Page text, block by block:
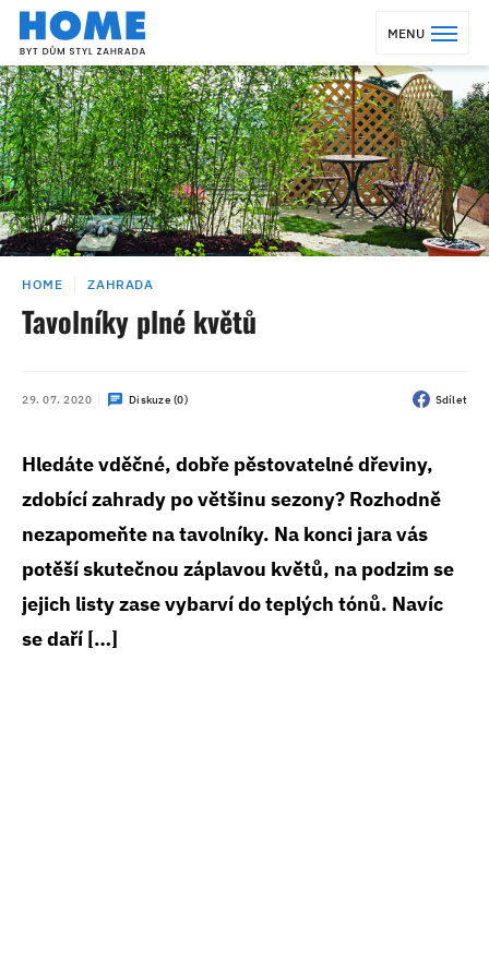
MENU
HOME ZAHRADA
Tavolníky plné květů
29. 07. 2020 Diskuze (0) Sdílet
Hledáte vděčné, dobře pěstovatelné dřeviny,
zdobící zahrady po většinu sezony? Rozhodně
nezapomeňte na tavolníky. Na konci jara vás
potěší skutečnou záplavou květů, na podzim se
jejich listy zase vybarví do teplých tónů. Navíc
se daří […]